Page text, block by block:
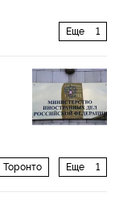
Еще 1
Еще 1
Торонто